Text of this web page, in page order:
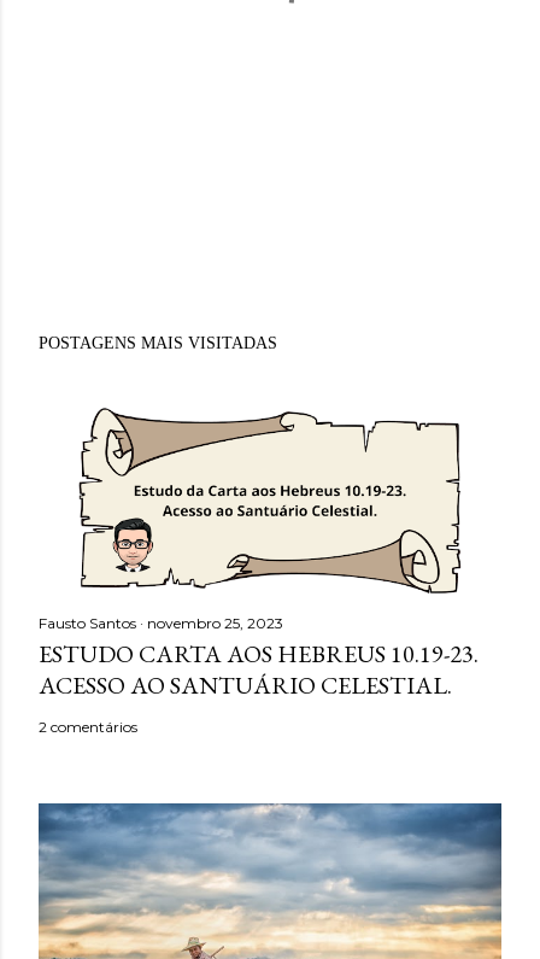
POSTAGENS MAIS VISITADAS
Fausto Santos novembro 25, 2023
ESTUDO CARTA AOS HEBREUS 10.19-23.
ACESSO AO SANTUÁRIO CELESTIAL.
2 comentários